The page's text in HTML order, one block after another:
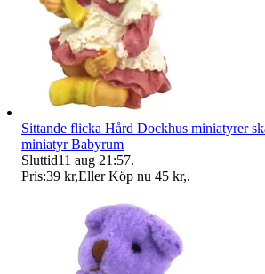
Sittande flicka Hård Dockhus miniatyrer
miniatyr Babyrum
Sluttid11 aug 21:57.
Pris:39 kr,Eller Köp nu 45 kr,.